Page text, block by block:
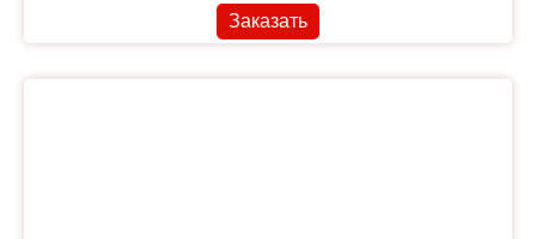
Заказать